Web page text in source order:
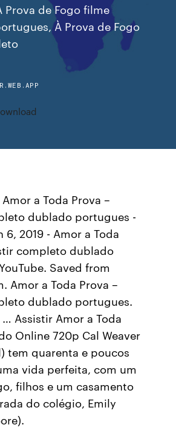
Prova de Fogo filme
À Prova de Fogo
a Toda Prova –
dublado portugues -
6, 2019 - Amor a Toda
completo dublado
Saved from
Amor a Toda Prova –
dublado portugues.
Assistir Amor a Toda
Online 720p Cal Weaver
tem quarenta e poucos
vida perfeita, com um
filhos e um casamento
do colégio, Emily